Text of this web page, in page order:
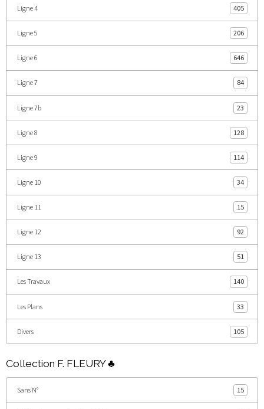
Ligne 4 405
Ligne 5 206
Ligne 6 646
Ligne 7 84
Ligne 7b 23
Ligne 8 128
Ligne 9 114
Ligne 10 34
Ligne 11 15
Ligne 12 92
Ligne 13 51
Les Travaux 140
Les Plans 33
Divers 105
Collection F. FLEURY ♣
Sans N° 15